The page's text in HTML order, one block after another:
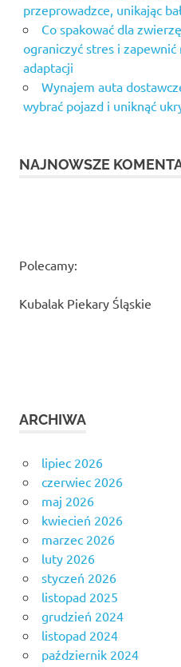
przeprowadzce, unikając
Co spakować dla
ograniczyć stres i
adaptacji
Wynajem auta
wybrać pojazd i uniknąć
NAJNOWSZE
Polecamy:
Kubalak Piekary Śląskie
ARCHIWA
lipiec 2026
czerwiec 2026
maj 2026
kwiecień 2026
marzec 2026
luty 2026
styczeń 2026
listopad 2025
grudzień 2024
listopad 2024
październik 2024